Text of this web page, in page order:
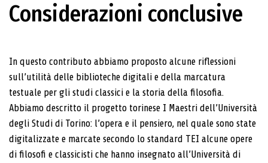
Considerazioni conclusive
In questo contributo abbiamo proposto alcune rifles­sioni
sull’utilità delle biblioteche digitali e della mar­catura
testuale per gli studi classici e la storia della filosofia.
Abbiamo descritto il progetto torinese I Ma­estri dell’Università
degli Studi di Torino: l’opera e il pensiero, nel quale sono state
digitalizzate e marca­te secondo lo standard TEI alcune opere
di filosofi e classicisti che hanno insegnato all’Università di